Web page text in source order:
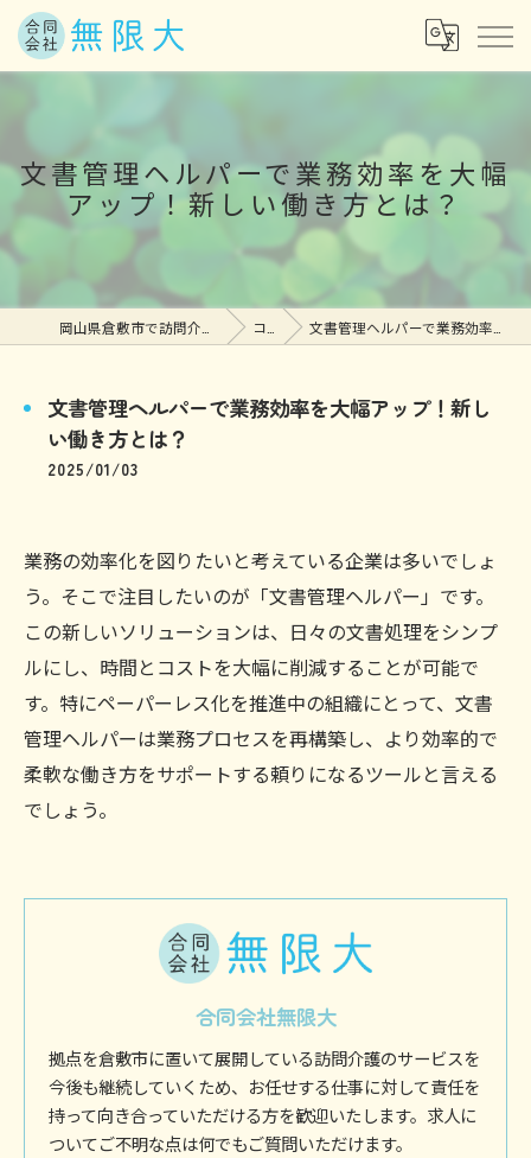
文書管理ヘルパーで業務効率を大幅
アップ！新しい働き方とは？
コラム 文書管理ヘルパーで業務効率を大幅アップ！新しい働き方とは？
文書管理ヘルパーで業務効率を大幅アップ！新し
い働き方とは？
2025/01/03
業務の効率化を図りたいと考えている企業は多いでしょ
う。そこで注目したいのが「文書管理ヘルパー」です。
この新しいソリューションは、日々の文書処理をシンプ
ルにし、時間とコストを大幅に削減することが可能で
す。特にペーパーレス化を推進中の組織にとって、文書
管理ヘルパーは業務プロセスを再構築し、より効率的で
柔軟な働き方をサポートする頼りになるツールと言える
でしょう。
合同会社無限大
拠点を倉敷市に置いて展開している訪問介護のサービスを
今後も継続していくため、お任せする仕事に対して責任を
持って向き合っていただける方を歓迎いたします。求人に
ついてご不明な点は何でもご質問いただけます。